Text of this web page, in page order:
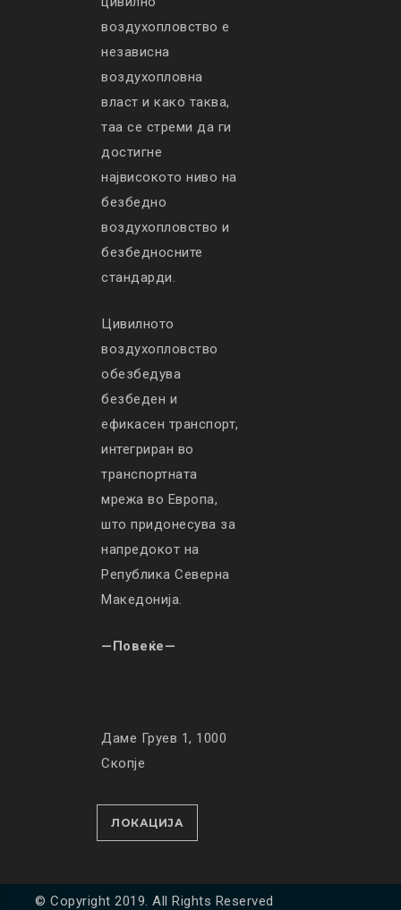
воздухопловство е
независна
воздухопловна
власт и како таква,
таа се стреми да ги
достигне
највисокото ниво на
безбедно
воздухопловство и
безбедносните
стандарди.
Цивилното
воздухопловство
обезбедува
безбеден и
ефикасен транспорт,
интегриран во
транспортната
мрежа во Европа,
што придонесува за
напредокот на
Република Северна
Македонија.
—Повеќе—
Даме Груев 1, 1000
Скопје
ЛОКАЦИЈА
© Copyright 2019. All Rights Reserved